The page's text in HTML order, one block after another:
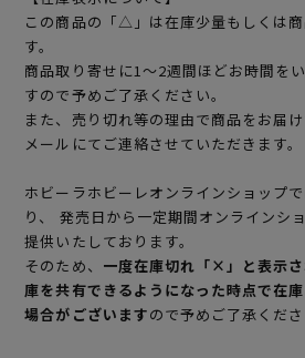
この商品の「△」は在庫少量もしくは
す。
商品取り寄せに1～2週間ほどお時間を
すので予めご了承ください。
また、売り切れ等の理由で商品をお届
メールにてご連絡させていただきます。
ホビーラホビーレオンラインショップ
り、 発売日から一定期間オンラインシ
提供いたしております。
そのため、 一度在庫切れ「×」と表示
庫を共有できるようになった時点で在
場合がございますので予めご了承くださ